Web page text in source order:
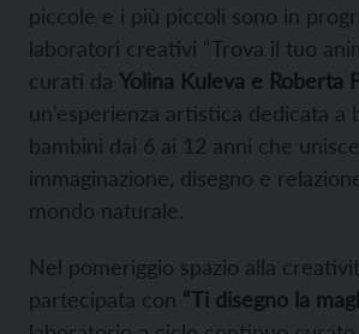
piccole e i più piccoli sono in
laboratori creativi “Trova il tuo
curati da Yolina Kuleva e Roberta
un’esperienza artistica dedicata a
bambini dai 6 ai 12 anni che unisce
immaginazione, disegno e
mondo naturale.
Nel pomeriggio spazio alla
partecipata con “Ti disegno la